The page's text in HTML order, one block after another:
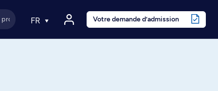
FR Votre demande d’admission